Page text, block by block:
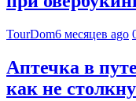
TourDom6 месяцев ago
Аптечка в
как не